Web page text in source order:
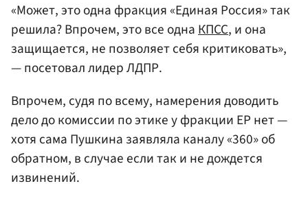
«Может, это одна фракция «Единая Россия» так
решила? Впрочем, это все однаКПСС, и она
защищается, не позволяет себя критиковать»,
— посетовал лидер ЛДПР.
Впрочем, судя по всему, намерения доводить
дело до комиссии по этике у фракции ЕР нет —
хотя сама Пушкина заявляла каналу «360» об
обратном, в случае если так и не дождется
извинений.